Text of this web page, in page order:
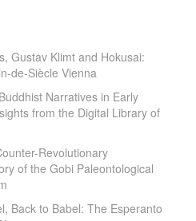
Gustav Klimt and Hokusai:
de-Siècle Vienna
Narratives in Early
from the Digital Library of
Revolutionary
of the Gobi Paleontological
Back to Babel: The Esperanto